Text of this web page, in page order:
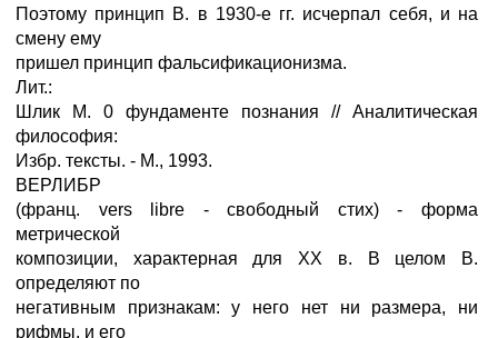
Поэтому принцип В. в 1930-е гг. исчерпал себя, и на
смену ему
пришел принцип фальсификационизма.
Лит.:
Шлик М. 0 фундаменте познания // Аналитическая
философия:
Избр. тексты. - М., 1993.
ВЕРЛИБР
(франц. vers libre - свободный стих) - форма
метрической
композиции, характерная для ХХ в. В целом В.
определяют по
негативным признакам: у него нет ни размера, ни
рифмы, и его